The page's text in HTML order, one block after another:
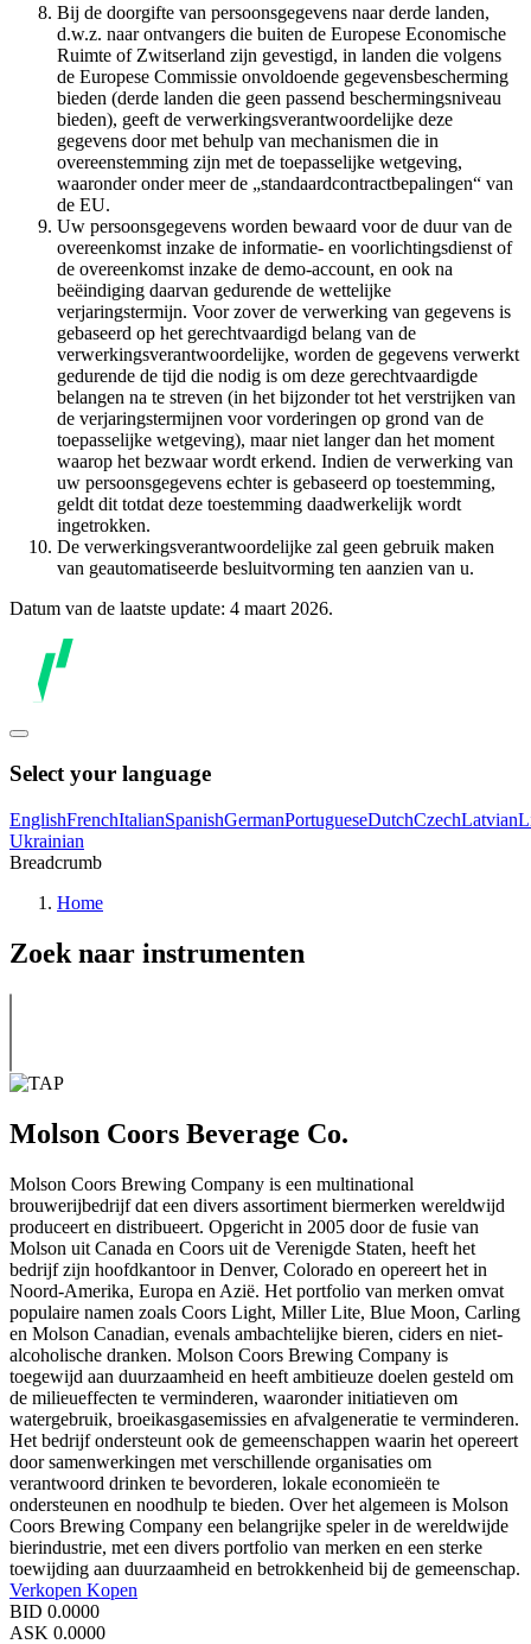
Bij de doorgifte van persoonsgegevens naar derde landen,
d.w.z. naar ontvangers die buiten de Europese Economische
Ruimte of Zwitserland zijn gevestigd, in landen die volgens
de Europese Commissie onvoldoende gegevensbescherming
bieden (derde landen die geen passend beschermingsniveau
bieden), geeft de verwerkingsverantwoordelijke deze
gegevens door met behulp van mechanismen die in
overeenstemming zijn met de toepasselijke wetgeving,
waaronder onder meer de „standaardcontractbepalingen“ van
de EU.
Uw persoonsgegevens worden bewaard voor de duur van de
overeenkomst inzake de informatie- en voorlichtingsdienst of
de overeenkomst inzake de demo-account, en ook na
beëindiging daarvan gedurende de wettelijke
verjaringstermijn. Voor zover de verwerking van gegevens is
gebaseerd op het gerechtvaardigd belang van de
verwerkingsverantwoordelijke, worden de gegevens verwerkt
gedurende de tijd die nodig is om deze gerechtvaardigde
belangen na te streven (in het bijzonder tot het verstrijken van
de verjaringstermijnen voor vorderingen op grond van de
toepasselijke wetgeving), maar niet langer dan het moment
waarop het bezwaar wordt erkend. Indien de verwerking van
uw persoonsgegevens echter is gebaseerd op toestemming,
geldt dit totdat deze toestemming daadwerkelijk wordt
ingetrokken.
De verwerkingsverantwoordelijke zal geen gebruik maken
van geautomatiseerde besluitvorming ten aanzien van u.
Datum van de laatste update: 4 maart 2026.
Select your language
EnglishFrenchItalianSpanishGermanPortugueseDutchCzechLatvian
Ukrainian
Breadcrumb
Home
Zoek naar instrumenten
Molson Coors Beverage Co.
Molson Coors Brewing Company is een multinational
brouwerijbedrijf dat een divers assortiment biermerken wereldwijd
produceert en distribueert. Opgericht in 2005 door de fusie van
Molson uit Canada en Coors uit de Verenigde Staten, heeft het
bedrijf zijn hoofdkantoor in Denver, Colorado en opereert het in
Noord-Amerika, Europa en Azië. Het portfolio van merken omvat
populaire namen zoals Coors Light, Miller Lite, Blue Moon, Carling
en Molson Canadian, evenals ambachtelijke bieren, ciders en niet-
alcoholische dranken. Molson Coors Brewing Company is
toegewijd aan duurzaamheid en heeft ambitieuze doelen gesteld om
de milieueffecten te verminderen, waaronder initiatieven om
watergebruik, broeikasgasemissies en afvalgeneratie te verminderen.
Het bedrijf ondersteunt ook de gemeenschappen waarin het opereert
door samenwerkingen met verschillende organisaties om
verantwoord drinken te bevorderen, lokale economieën te
ondersteunen en noodhulp te bieden. Over het algemeen is Molson
Coors Brewing Company een belangrijke speler in de wereldwijde
bierindustrie, met een divers portfolio van merken en een sterke
toewijding aan duurzaamheid en betrokkenheid bij de gemeenschap.
Verkopen Kopen
BID 0.0000
ASK 0.0000